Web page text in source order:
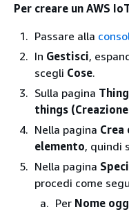
Per creare un AWS
Passare alla
In Gestisci,
scegli Cose.
Sulla pagina
things
Nella pagina Crea
elemento, quindi
Nella pagina
procedi come
Per Nome